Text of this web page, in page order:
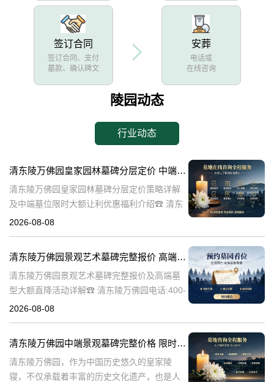
签订合同
签订合同、支付
墓款、确认碑文
安葬
电话或
在线咨询
陵园动态
行业动态
清东陵万佛园皇家园林墓碑分层定价 中端墓位限时大额让利详解及优惠福利
清东陵万佛园皇家园林墓碑分层定价策略详解
及中端墓位限时大额让利优惠福利介绍☎ 清东
陵万佛园电话:400-838-5063清东陵万佛园，作
2026-08-08
清东陵万佛园景观艺术墓碑完整报价 高端墓型大额直降活动详解
清东陵万佛园景观艺术墓碑完整报价及高端墓
型大额直降活动详解☎ 清东陵万佛园电话:400-
838-5063清东陵万佛园，作为中国历史悠久的
2026-08-08
清东陵万佛园中端景观墓碑完整价格 限时减免多年管理费详解
清东陵万佛园，作为中国历史悠久的皇家陵
寝，不仅承载着丰富的历史文化遗产，也是人